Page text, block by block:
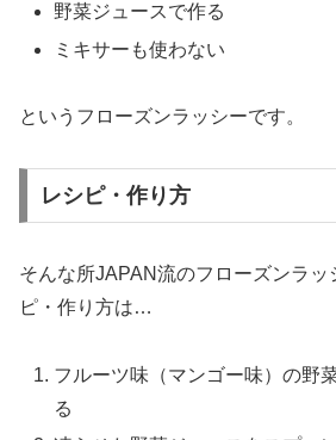
野菜ジュースで作る
ミキサーも使わない
というフローズンラッシーです。
レシピ・作り方
そんな所JAPAN流のフローズンラッ
ピ・作り方は…
フルーツ味（マンゴー味）の野
る